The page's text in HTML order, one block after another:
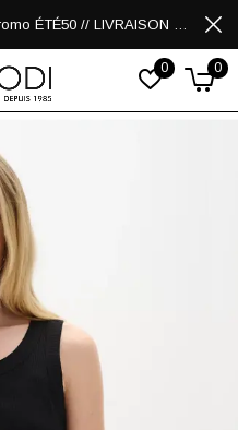
0 0
50% sur les soldes avec le code promo ÉTÉ50 // LIVRAISON GRATUITE POUR LES ACHATS DE 250$ ET PLUS